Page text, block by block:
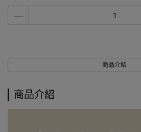
商品介紹
商品介紹